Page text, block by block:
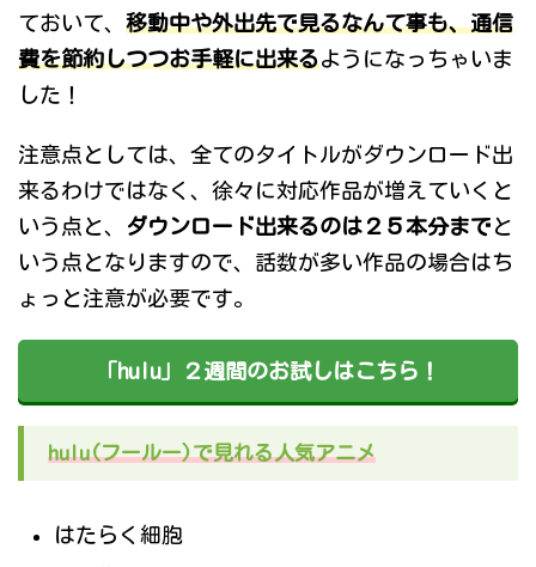
ておいて、 移動中や外出先で見るなんて事も、通信
費を節約しつつお手軽に出来るようになっちゃいま
した！
注意点としては、全てのタイトルがダウンロード出
来るわけではなく、徐々に対応作品が増えていくと
いう点と、
ダウンロード出来るのは２５本分まで と
いう点となりますので、話数が多い作品の場合はち
ょっと注意が必要です。
「hulu」２週間のお試しはこちら！
hulu(フールー)で見れる人気アニメ
はたらく細胞